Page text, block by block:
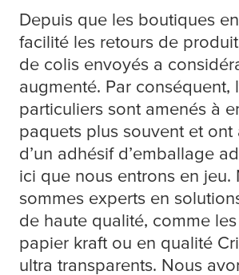
Depuis que les boutiques
facilité les retours de
de colis envoyés a
augmenté. Par conséquent,
particuliers sont amenés à
paquets plus souvent et ont
d’un adhésif d’emballage
ici que nous entrons en jeu.
sommes experts en
de haute qualité, comme
papier kraft ou en qualité
ultra transparents. Nous